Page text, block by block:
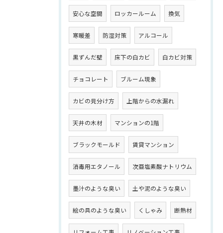
安心な空間 ロッカールーム 換気
寒暖差 防湿対策 アルコール
黒ずんだ壁 床下の白カビ 白カビ対策
チョコレート ブルーム現象
カビの見分け方 上階からの水漏れ
天井の木材 マンションの1階
ブラックモールド 賃貸マンション
消毒用エタノール 次亜塩素酸ナトリウム
墨汁のような臭い 土や泥のような臭い
絵の具のような臭い くしゃみ 断熱材